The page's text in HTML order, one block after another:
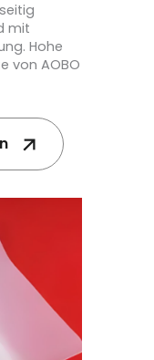
mit
Hohe
von AOBO